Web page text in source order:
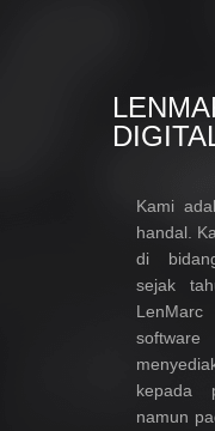
Kami
handal.
di
sejak
LenMarc
kepada
namun